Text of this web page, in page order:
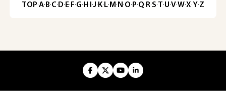
TOP·A·B·C· D· E· F·G· H · ·J· K· L· M · N ·O· P·Q· R·S·T·U·V·W·X·Y·Z